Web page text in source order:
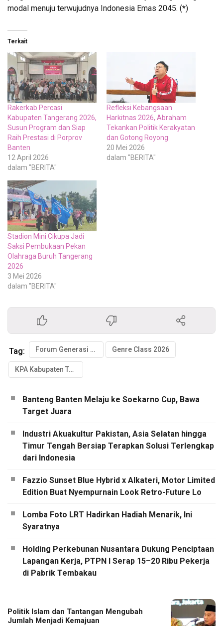
modal menuju terwujudnya Indonesia Emas 2045. (*)
Terkait
Rakerkab Percasi
Kabupaten Tangerang 2026,
Susun Program dan Siap
Raih Prestasi di Porprov
Banten
12 April 2026
dalam "BERITA"
Refleksi Kebangsaan
Harkitnas 2026, Abraham
Tekankan Politik Kerakyatan
dan Gotong Royong
20 Mei 2026
dalam "BERITA"
Stadion Mini Cikupa Jadi
Saksi Pembukaan Pekan
Olahraga Buruh Tangerang
2026
3 Mei 2026
dalam "BERITA"
Tag: Forum Generasi Berencana (GenRe) Kabupaten Tangerang Genre Class 2026
KPA Kabupaten Tangerang
Banteng Banten Melaju ke Soekarno Cup, Bawa
Target Juara
Industri Akuakultur Pakistan, Asia Selatan hingga
Timur Tengah Bersiap Terapkan Solusi Terlengkap
dari Indonesia
Fazzio Sunset Blue Hybrid x Alkateri, Motor Limited
Edition Buat Nyempurnain Look Retro-Future Lo
Lomba Foto LRT Hadirkan Hadiah Menarik, Ini
Syaratnya
Holding Perkebunan Nusantara Dukung Penciptaan
Lapangan Kerja, PTPN I Serap 15–20 Ribu Pekerja
di Pabrik Tembakau
Politik Islam dan Tantangan Mengubah
Jumlah Menjadi Kemajuan